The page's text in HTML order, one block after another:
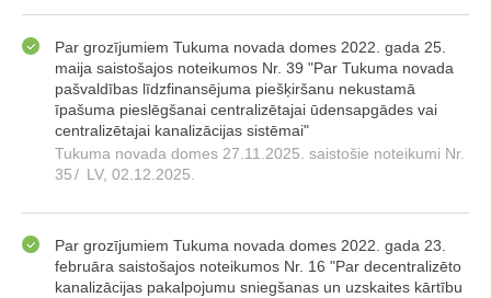
Par grozījumiem Tukuma novada domes 2022. gada 25.
maija saistošajos noteikumos Nr. 39 "Par Tukuma novada
pašvaldības līdzfinansējuma piešķiršanu nekustamā
īpašuma pieslēgšanai centralizētajai ūdensapgādes vai
centralizētajai kanalizācijas sistēmai"
Tukuma novada domes 27.11.2025. saistošie noteikumi Nr.
35/ LV, 02.12.2025.
Par grozījumiem Tukuma novada domes 2022. gada 23.
februāra saistošajos noteikumos Nr. 16 "Par decentralizēto
kanalizācijas pakalpojumu sniegšanas un uzskaites kārtību